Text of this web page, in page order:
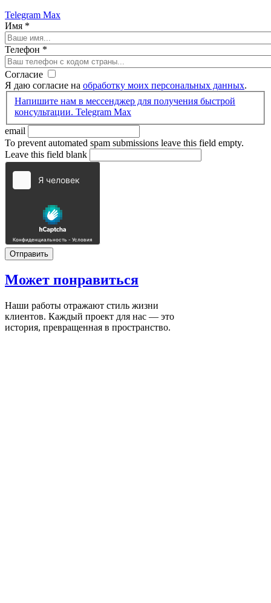
Telegram Max
Имя *
Телефон *
Согласие
Я даю согласие на обработку моих персональных данных.
Напишите нам в мессенджер для получения быстрой
консультации. Telegram Max
email
To prevent automated spam submissions leave this field empty.
Leave this field blank
Может понравиться
Наши работы отражают стиль жизни
клиентов. Каждый проект для нас — это
история, превращенная в пространство.